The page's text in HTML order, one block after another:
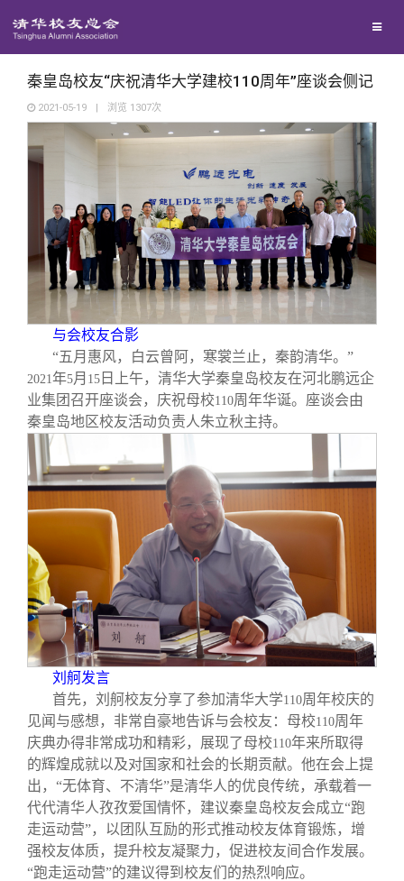
地区联络
年级联络
专业委员会
兴趣群体
西南联大校友会
回馈母校
捐赠项目
捐赠纪事
捐赠方法
义工计划
媒体平台
《水木清华》
我要订阅
新媒体平台
清华人物
清华故事
青春风采
校友文苑
校友讲坛
校友视界
校友服务
终身学习
信息化服务
三创大赛
实用信息
校友总会
总会简介
会长致辞
总会章程
理事会名单
制度法规
联系我们
关闭
秦皇岛校友“庆祝清华大学建校110周年”座谈会侧记
2021-05-19 | 浏览 1307次
与会校友合影
“五月惠风，白云曾阿，寒裳兰止，秦韵清华。”
2021年5月 15 日上午，清华大学秦皇岛校友在河北鹏远企
业集团召开座谈会，庆祝母校110周年华诞。座谈会由
秦皇岛地区校友活动负责人朱立秋主持。
刘舸发言
首先，刘舸校友分享了参加清华大学110周年校庆的
见闻与感想，非常自豪地告诉与会校友：母校110周年
庆典办得非常成功和精彩，展现了母校110年来所取得
的辉煌成就以及对国家和社会的长期贡献。他在会上提
出，“无体育、不清华”是清华人的优良传统，承载着一
代代清华人孜孜爱国情怀，建议秦皇岛校友会成立“跑
走运动营”，以团队互励的形式推动校友体育锻炼，增
强校友体质，提升校友凝聚力，促进校友间合作发展。
“跑走运动营”的建议得到校友们的热烈响应。